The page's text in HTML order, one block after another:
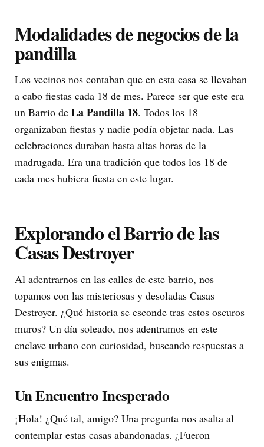
Modalidades de negocios de la
pandilla
Los vecinos nos contaban que en esta casa se llevaban
a cabo fiestas cada 18 de mes. Parece ser que este era
un Barrio de La Pandilla 18. Todos los 18
organizaban fiestas y nadie podía objetar nada. Las
celebraciones duraban hasta altas horas de la
madrugada. Era una tradición que todos los 18 de
cada mes hubiera fiesta en este lugar.
Explorando el Barrio de las
Casas Destroyer
Al adentrarnos en las calles de este barrio, nos
topamos con las misteriosas y desoladas Casas
Destroyer. ¿Qué historia se esconde tras estos oscuros
muros? Un día soleado, nos adentramos en este
enclave urbano con curiosidad, buscando respuestas a
sus enigmas.
Un Encuentro Inesperado
¡Hola! ¿Qué tal, amigo? Una pregunta nos asalta al
contemplar estas casas abandonadas. ¿Fueron